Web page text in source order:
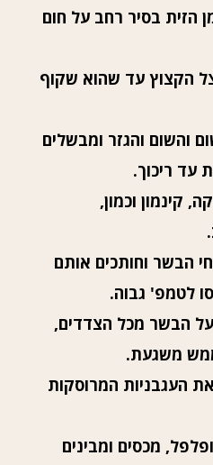
בסיר רחב על חום
עד שהוא שקוף
והגזר ומבשלים
וכמון,
וחותכים אותם
גבוה.
מכל הצדדים,
המרוסקות
מכסים ומבינים